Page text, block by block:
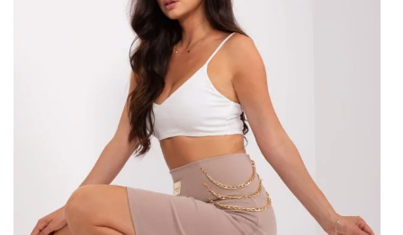
tyto modely mohou vybrat také hrušky a přesýpací hodiny.
Maxi délky jsou zase dobré pro sloupy, kužely a
některé přesýpací hodiny.
Barvy, materiály a ozdoby
Dalším důležitým aspektem při výběru je barva. Vypadají dobře
v tlumených barvách – černá, šedá, hnědá, bílá nebo
béžová. Ze silných barev doporučujeme korálové, oranžové,
kobaltové, červené nebo růžové. Rovněž stojí za to
rozhodnout o kovových odstínech – nejen zlatých a stříbrných,
ale i jakémkoli …